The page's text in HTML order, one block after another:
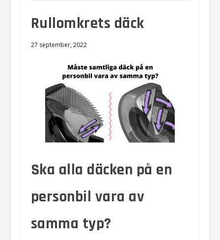
Rullomkrets däck
27 september, 2022
Ska alla däcken på en
personbil vara av
samma typ?